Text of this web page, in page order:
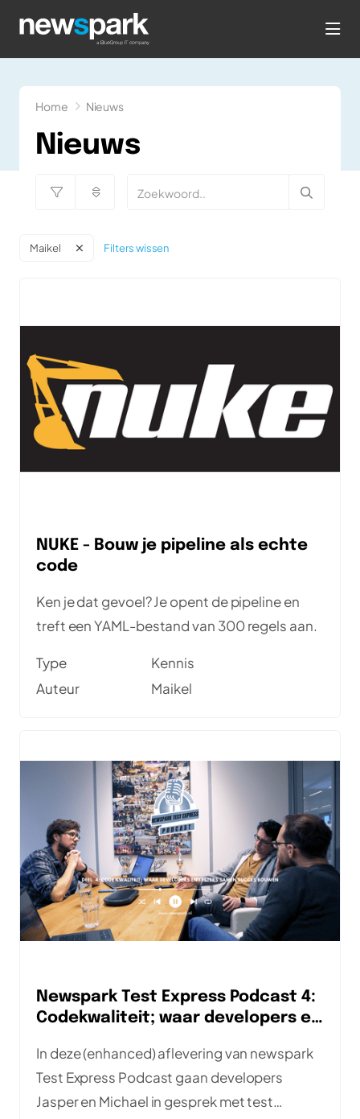
Home Nieuws
Nieuws
Maikel Filters wissen
NUKE - Bouw je pipeline als echte
code
Ken je dat gevoel? Je opent de pipeline en
treft een YAML-bestand van 300 regels aan.
Type
Kennis
Auteur
Maikel
Newspark Test Express Podcast 4:
Codekwaliteit; waar developers en
In deze (enhanced) aflevering van newspark
Test Express Podcast gaan developers
Jasper en Michael in gesprek met test